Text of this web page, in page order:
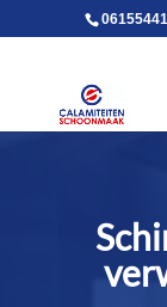
voor in de body